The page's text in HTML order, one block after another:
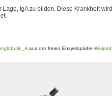
Lage, IgA zu bilden. Diese Krankheit
aus der freien Enzyklopädie